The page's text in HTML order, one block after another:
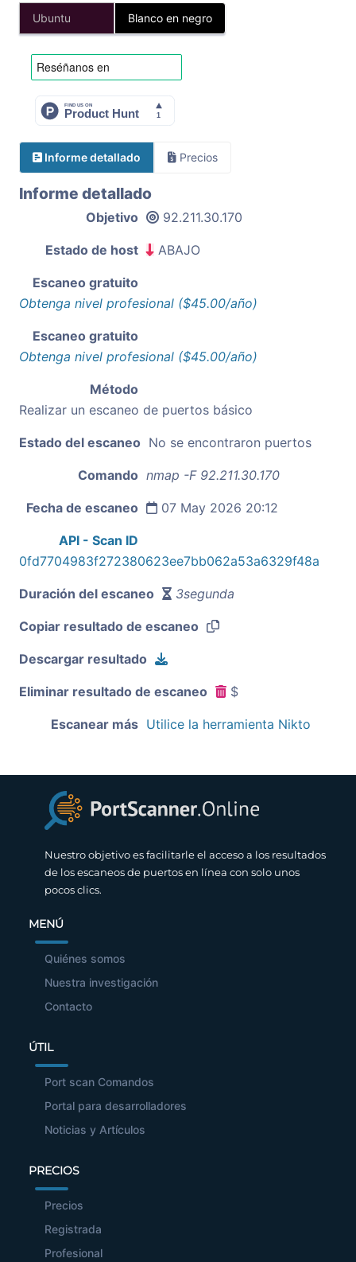
Ubuntu Blanco en negro
Informe detallado Precios
Informe detallado
Objetivo 92.211.30.170
Estado de host ABAJO
Escaneo gratuito
Obtenga nivel profesional ($45.00/año)
Escaneo gratuito
Obtenga nivel profesional ($45.00/año)
Método
Realizar un escaneo de puertos básico
Estado del escaneo No se encontraron puertos
Comando nmap -F 92.211.30.170
Fecha de escaneo 07 May 2026 20:12
API - Scan ID
0fd7704983f272380623ee7bb062a53a6329f48a
Duración del escaneo 3segunda
Copiar resultado de escaneo
Descargar resultado
Eliminar resultado de escaneo $
Escanear más Utilice la herramienta Nikto
Nuestro objetivo es facilitarle el acceso a los resultados
de los escaneos de puertos en línea con solo unos
pocos clics.
MENÚ
Quiénes somos
Nuestra investigación
Contacto
ÚTIL
Port scan Comandos
Portal para desarrolladores
Noticias y Artículos
PRECIOS
Precios
Registrada
Profesional